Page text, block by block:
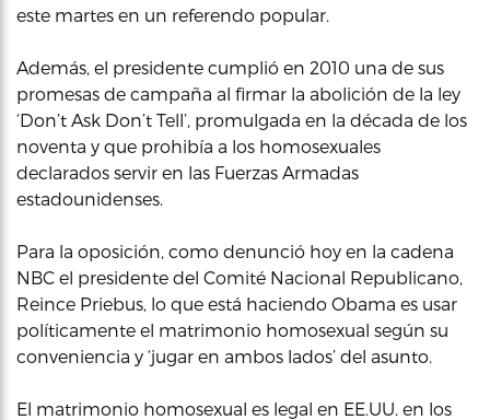
este martes en un referendo popular.
Además, el presidente cumplió en 2010 una de sus
promesas de campaña al firmar la abolición de la ley
‘Don’t Ask Don’t Tell’, promulgada en la década de los
noventa y que prohibía a los homosexuales
declarados servir en las Fuerzas Armadas
estadounidenses.
Para la oposición, como denunció hoy en la cadena
NBC el presidente del Comité Nacional Republicano,
Reince Priebus, lo que está haciendo Obama es usar
políticamente el matrimonio homosexual según su
conveniencia y ‘jugar en ambos lados’ del asunto.
El matrimonio homosexual es legal en EE.UU. en los